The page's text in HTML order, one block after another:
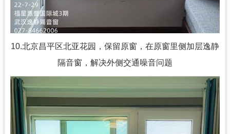
10.北京昌平区北亚花园， 保留原窗，在原窗里侧加层逸静
隔音窗，解决外侧交通噪音问题